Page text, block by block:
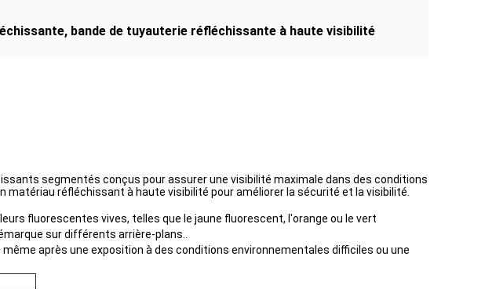
, bande de tuyauterie réfléchissante à haute visibilité
segmentés conçus pour assurer une visibilité maximale dans des conditions
réfléchissant à haute visibilité pour améliorer la sécurité et la visibilité.
fluorescentes vives, telles que le jaune fluorescent, l'orange ou le vert
sur différents arrière-plans..
après une exposition à des conditions environnementales difficiles ou une